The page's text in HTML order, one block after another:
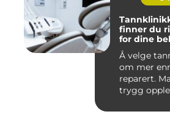
Tannklinikk
finner du
for dine
Å velge
om mer
reparert.
trygg